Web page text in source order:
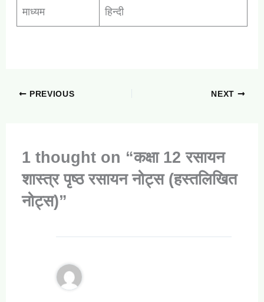
माध्यम हिन्दी
PREVIOUS NEXT
1 thought on “कक्षा 12 रसायन
शास्त्र पृष्ठ रसायन नोट्स (हस्तलिखित
नोट्स)”